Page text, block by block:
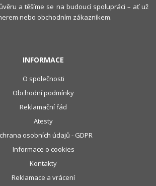
a těšíme se na budoucí spolupráci – ať už
nebo obchodním zákazníkem.
INFORMACE
O společnosti
Obchodní podmínky
Reklamační řád
Atesty
osobních údajů - GDPR
Informace o cookies
Kontakty
Reklamace a vrácení